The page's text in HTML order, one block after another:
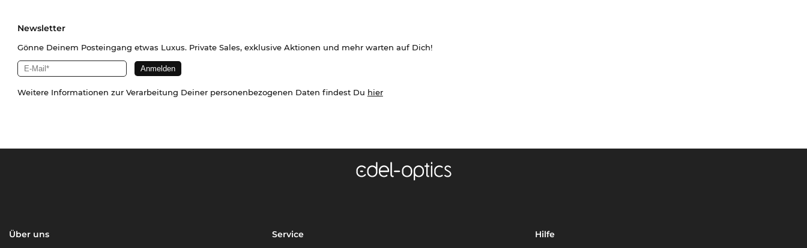
Newsletter
Gönne Deinem Posteingang etwas Luxus. Private Sales, exklusive Aktionen und mehr warten auf Dich!
Weitere Informationen zur Verarbeitung Deiner personenbezogenen Daten findest Du hier
Über uns Service Hilfe